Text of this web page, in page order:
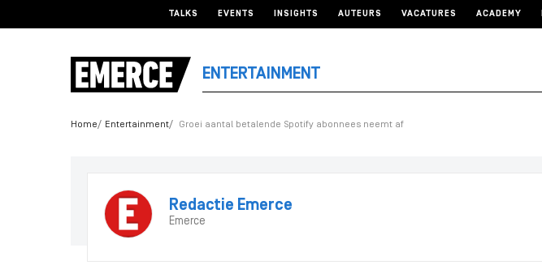
TALKS EVENTS INSIGHTS AUTEURS VACATURES ACADEMY
ENTERTAINMENT
Home Entertainment Groei aantal betalende Spotify abonnees neemt af
Redactie Emerce
Emerce